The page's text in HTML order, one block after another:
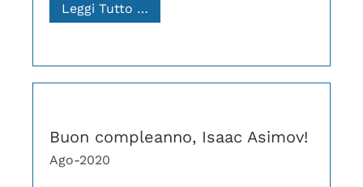
Leggi Tutto …
Buon compleanno, Isaac Asimov!
Ago-2020